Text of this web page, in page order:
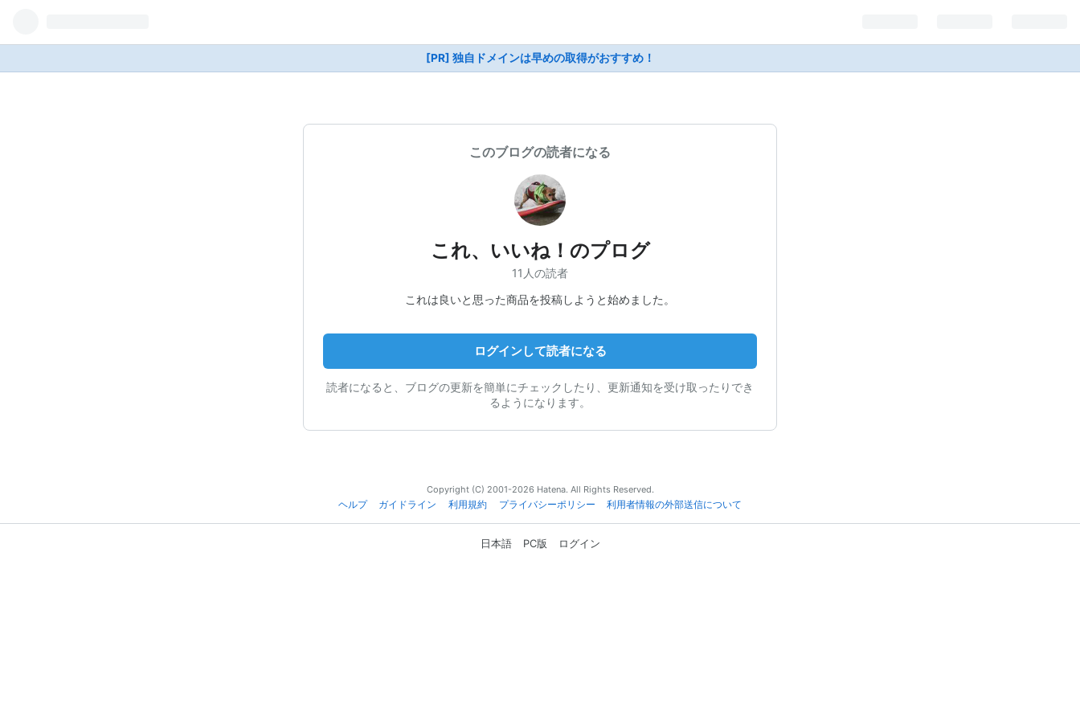
[PR] 独自ドメインは早めの取得がおすすめ！
このブログの読者になる
これ、いいね！のプログ
11人の読者
これは良いと思った商品を投稿しようと始めました。
ログインして読者になる
読者になると、ブログの更新を簡単にチェックしたり、更新通知を受け取ったりでき
るようになります。
Copyright (C) 2001-2026 Hatena. All Rights Reserved.
ヘルプ
ガイドライン 利用規約 プライバシーポリシー 利用者情報の外部送信について
日本語 PC版 ログイン